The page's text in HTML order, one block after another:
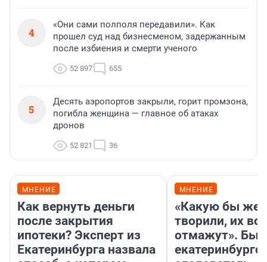
4
«Они сами полполя передавили». Как
прошел суд над бизнесменом, задержанным
после избиения и смерти ученого
52 897 655
5
Десять аэропортов закрыли, горит промзона,
погибла женщина — главное об атаках
дронов
52 821 36
МНЕНИЕ
Как вернуть деньги
после закрытия
ипотеки? Эксперт из
Екатеринбурга назвала
МНЕНИЕ
«Какую бы
творили, их
отмажут».